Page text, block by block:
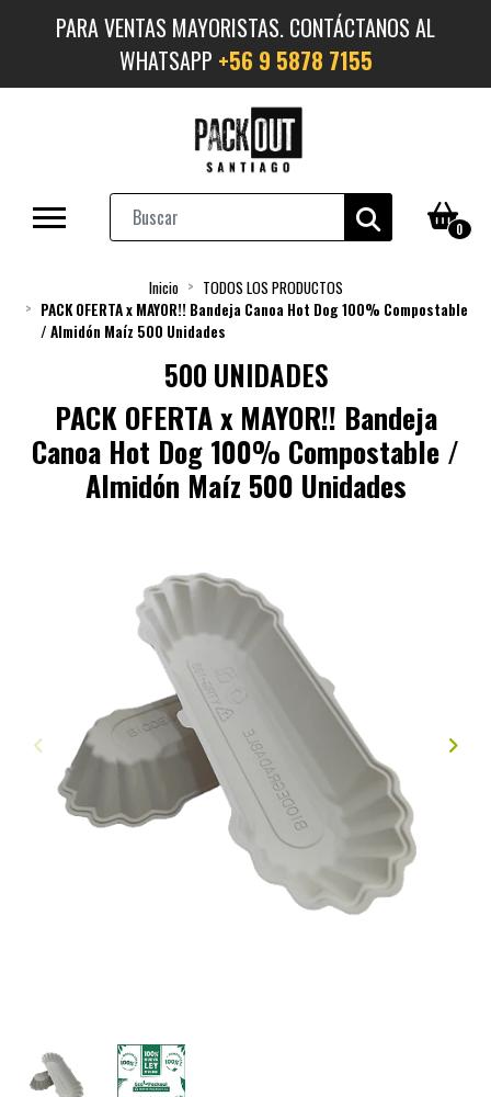
PARA VENTAS MAYORISTAS. CONTÁCTANOS AL
WHATSAPP +56 9 5878 7155
0
Inicio
TODOS LOS PRODUCTOS
PACK OFERTA x MAYOR!! Bandeja Canoa Hot Dog 100% Compostable
/ Almidón Maíz 500 Unidades
500 UNIDADES
PACK OFERTA x MAYOR!! Bandeja
Canoa Hot Dog 100% Compostable /
Almidón Maíz 500 Unidades